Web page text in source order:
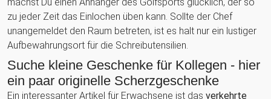
zu jeder Zeit das Einlochen üben kann. Sollte der Chef
unangemeldet den Raum betreten, ist es halt nur ein lustiger
Aufbewahrungsort für die Schreibutensilien.
Suche kleine Geschenke für Kollegen - hier
ein paar originelle Scherzgeschenke
Ein interessanter Artikel für Erwachsene ist das verkehrte